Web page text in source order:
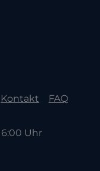
Kontakt
FAQ
Uhr